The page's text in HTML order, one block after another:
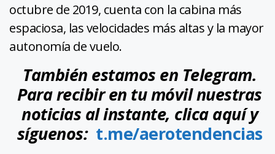
octubre de 2019, cuenta con la cabina más
espaciosa, las velocidades más altas y la mayor
autonomía de vuelo.
También estamos en Telegram.
Para recibir en tu móvil nuestras
noticias al instante, clica aquí y
síguenos: t.me/aerotendencias